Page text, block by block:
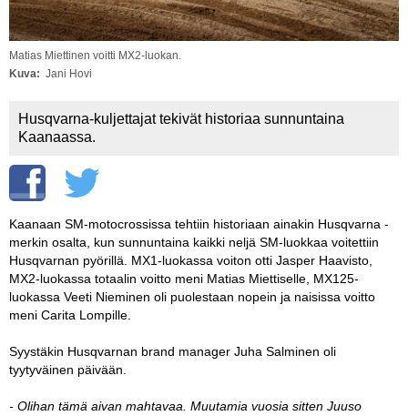
ASIAKASPALVELU JA
OHJEET
Matias Miettinen voitti MX2-luokan.
Kuva
Jani Hovi
Husqvarna-kuljettajat tekivät historiaa sunnuntaina
Kaanaassa.
Kaanaan SM-motocrossissa tehtiin historiaan ainakin Husqvarna -
merkin osalta, kun sunnuntaina kaikki neljä SM-luokkaa voitettiin
Husqvarnan pyörillä. MX1-luokassa voiton otti Jasper Haavisto,
MX2-luokassa totaalin voitto meni Matias Miettiselle, MX125-
luokassa Veeti Nieminen oli puolestaan nopein ja naisissa voitto
meni Carita Lompille.
Syystäkin Husqvarnan brand manager Juha Salminen oli
tyytyväinen päivään.
- Olihan tämä aivan mahtavaa. Muutamia vuosia sitten Juuso